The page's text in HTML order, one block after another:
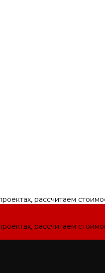
рассчитаем
рассчитаем